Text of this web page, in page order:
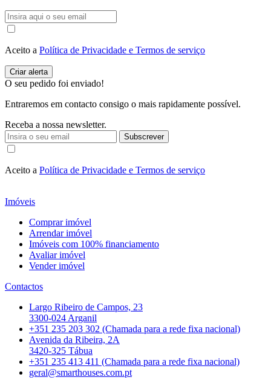
Aceito a Política de Privacidade e Termos de serviço
O seu pedido foi enviado!
Entraremos em contacto consigo o mais rapidamente possível.
Receba a nossa newsletter.
Subscrever
Aceito a Política de Privacidade e Termos de serviço
Imóveis
Comprar imóvel
Arrendar imóvel
Imóveis com 100% financiamento
Avaliar imóvel
Vender imóvel
Contactos
Largo Ribeiro de Campos, 23
3300-024 Arganil
+351 235 203 302 (Chamada para a rede fixa nacional)
Avenida da Ribeira, 2A
3420-325 Tábua
+351 235 413 411 (Chamada para a rede fixa nacional)
geral@smarthouses.com.pt